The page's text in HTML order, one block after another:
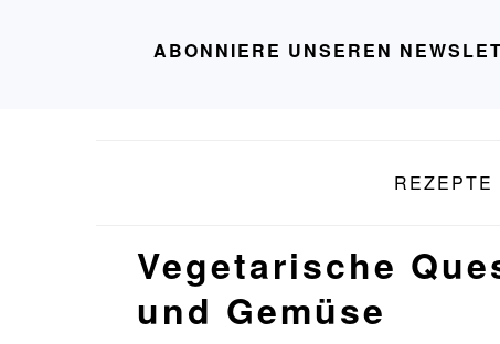
ABONNIERE UNSEREN
REZEPTE
Vegetarische
und Gemüse